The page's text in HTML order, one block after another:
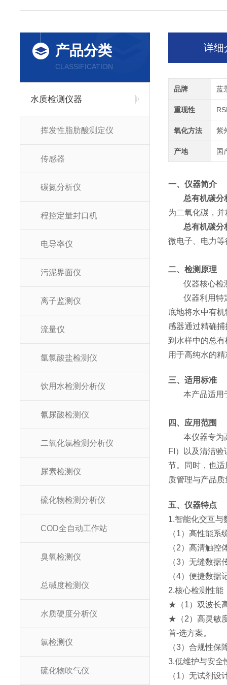
产品分类
CLASSIFICATION
水质检测仪器
挥发性脂肪酸测定仪
传感器
碳氮分析仪
程控定量封口机
电导率仪
污泥界面仪
离子监测仪
流量仪
氩氯酸盐检测仪
饮用水检测分析仪
氰尿酸检测仪
二氧化氯检测分析仪
尿素检测仪
硫化物检测分析仪
COD全自动工作站
臭氧检测仪
总碱度检测仪
水质硬度分析仪
氯检测仪
硫化物吹气仪
详细
品牌 蓝
重现性
氧化方法 紫
产地 国
一、仪器简介
总有机碳分
为二氧化碳，
总有机碳分
微电子、电力
二、检测原理
仪器核心检
仪器利用特
底地将水中有
感器通过精确
到水样中的总
用于高纯水的
三、适用标准
本产品适用
四、应用范围
本仪器专为
FI）以及清洁
节。同时，也
质管理与产品
五、仪器特点
1.智能化交互与
（1）高性能
（2）高清触
（3）无缝数
（4）便捷数
2.核心检测性能
★（1）双波长
★（2）高灵敏
首-选方案。
（3）合规性
3.低维护与安全
（1）无试剂